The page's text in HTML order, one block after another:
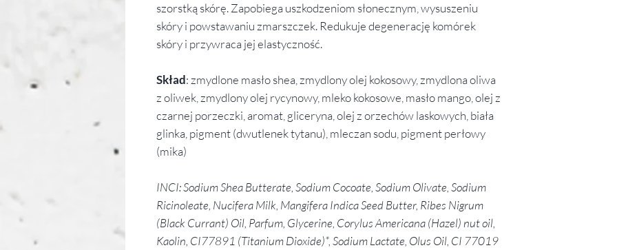
szorstką skórę. Zapobiega uszkodzeniom słonecznym, wysuszeniu
skóry i powstawaniu zmarszczek. Redukuje degenerację komórek
skóry i przywraca jej elastyczność.
Skład: zmydlone masło shea, zmydlony olej kokosowy, zmydlona oliwa
z oliwek, zmydlony olej rycynowy, mleko kokosowe, masło mango, olej z
czarnej porzeczki, aromat, gliceryna, olej z orzechów laskowych, biała
glinka, pigment (dwutlenek tytanu), mleczan sodu, pigment perłowy
(mika)
INCI: Sodium Shea Butterate, Sodium Cocoate, Sodium Olivate, Sodium
Ricinoleate, Nucifera Milk, Mangifera Indica Seed Butter, Ribes Nigrum
(Black Currant) Oil, Parfum, Glycerine, Corylus Americana (Hazel) nut oil,
Kaolin, CI77891 (Titanium Dioxide)*, Sodium Lactate, Olus Oil, CI 77019